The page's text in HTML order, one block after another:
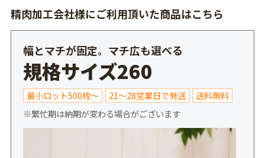
精肉加工会社様にご利用頂いた商品はこちら
幅とマチが固定。マチ広も選べる
規格サイズ260
最小ロット500枚～ 21～28営業日で発送
送料無料
※繁忙期は納期が変わる場合がございます